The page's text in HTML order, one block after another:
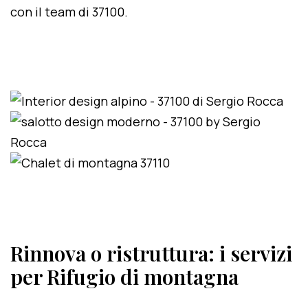
con il team di 37100.
Rinnova o ristruttura: i servizi
per Rifugio di montagna